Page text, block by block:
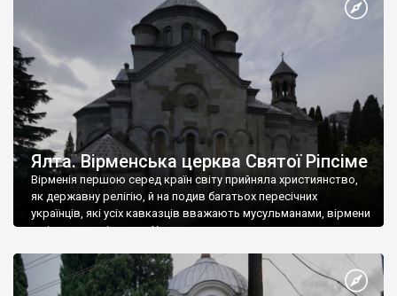
А потім було Хрещення Русі. На честь Херсонесу Таврійського
Ялта. Вірменська церква Святої Ріпсіме
Вірменія першою серед країн світу прийняла християнство,
як державну релігію, й на подив багатьох пересічних
українців, які усіх кавказців вважають мусульманами, вірмени
є відданими вірянами Христа